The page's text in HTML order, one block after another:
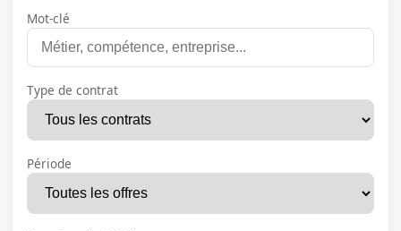
Mot-clé
Type de contrat
Période